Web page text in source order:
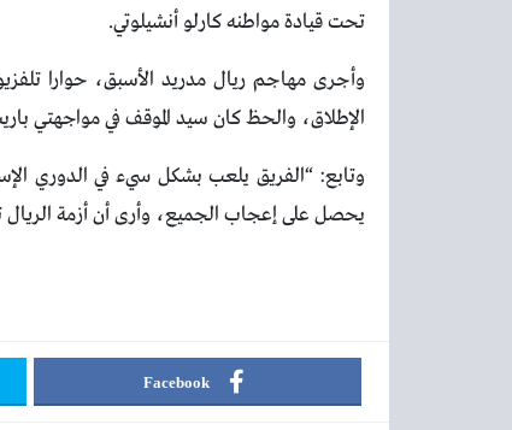
تحت قيادة مواطنه كارلو أنشيلوتي.
وأجرى مهاجم ريال مدريد الأسبق، حوارا
الإطلاق، والحظ كان سيد الموقف في مواجهتي
وتابع: “الفريق يلعب بشكل سيء في الدوري
يحصل على إعجاب الجميع، وأرى أن أزمة
Facebook